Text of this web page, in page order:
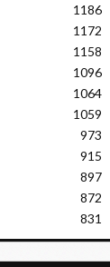
1186
1172
1158
1096
1064
1059
973
915
897
872
831